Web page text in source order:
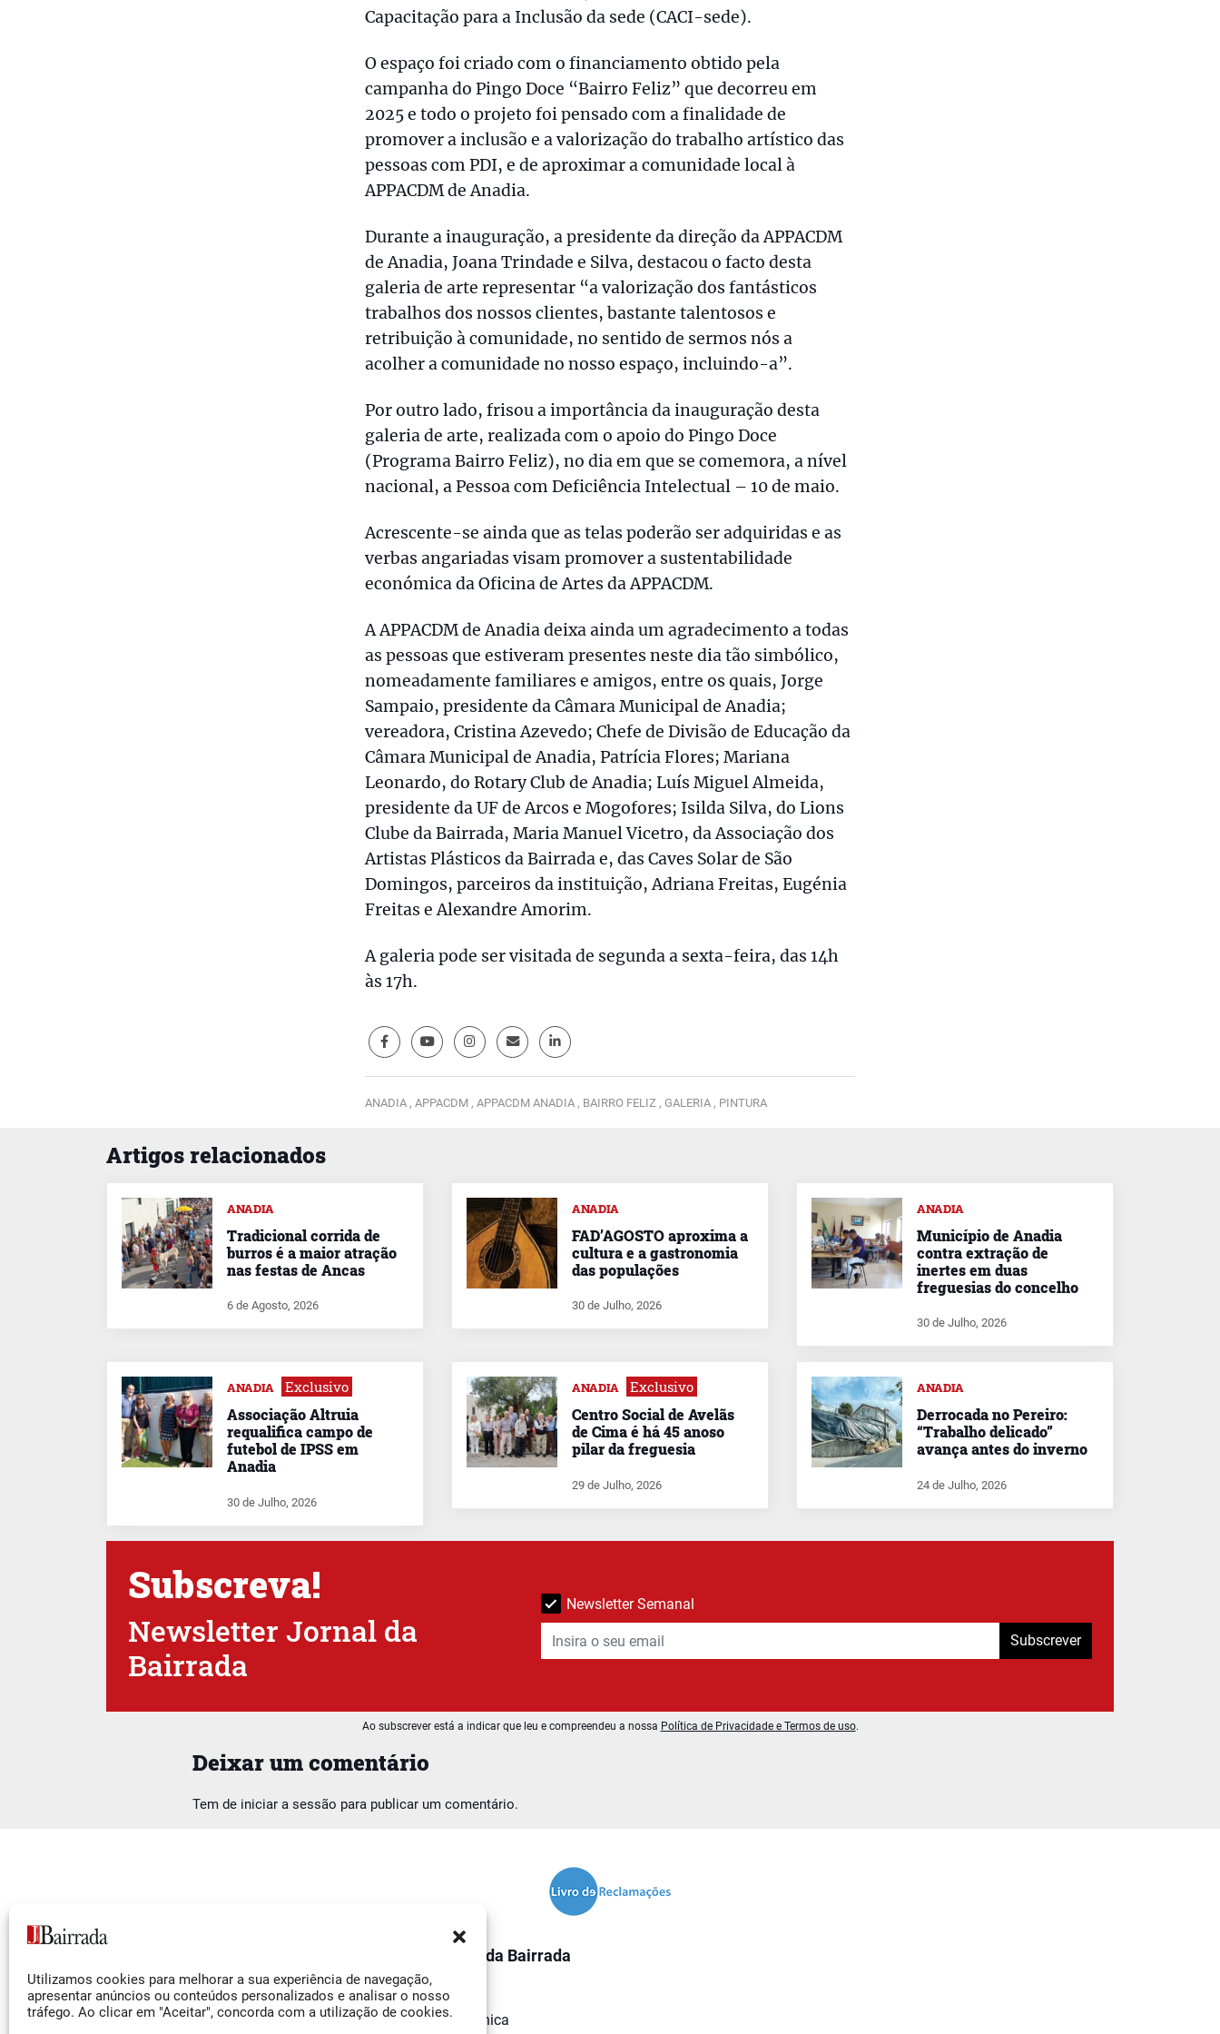
Utilizamos cookies para melhorar a sua experiência de navegação,
apresentar anúncios ou conteúdos personalizados e analisar o nosso
tráfego. Ao clicar em "Aceitar", concorda com a utilização de cookies.
Capacitação para a Inclusão da sede (CACI-sede).
O espaço foi criado com o financiamento obtido pela
campanha do Pingo Doce “Bairro Feliz” que decorreu em
2025 e todo o projeto foi pensado com a finalidade de
promover a inclusão e a valorização do trabalho artístico das
pessoas com PDI, e de aproximar a comunidade local à
APPACDM de Anadia.
Durante a inauguração, a presidente da direção da APPACDM
de Anadia, Joana Trindade e Silva, destacou o facto desta
galeria de arte representar “a valorização dos fantásticos
trabalhos dos nossos clientes, bastante talentosos e
retribuição à comunidade, no sentido de sermos nós a
acolher a comunidade no nosso espaço, incluindo-a”.
Por outro lado, frisou a importância da inauguração desta
galeria de arte, realizada com o apoio do Pingo Doce
(Programa Bairro Feliz), no dia em que se comemora, a nível
nacional, a Pessoa com Deficiência Intelectual – 10 de maio.
Acrescente-se ainda que as telas poderão ser adquiridas e as
verbas angariadas visam promover a sustentabilidade
económica da Oficina de Artes da APPACDM.
A APPACDM de Anadia deixa ainda um agradecimento a todas
as pessoas que estiveram presentes neste dia tão simbólico,
nomeadamente familiares e amigos, entre os quais, Jorge
Sampaio, presidente da Câmara Municipal de Anadia;
vereadora, Cristina Azevedo; Chefe de Divisão de Educação da
Câmara Municipal de Anadia, Patrícia Flores; Mariana
Leonardo, do Rotary Club de Anadia; Luís Miguel Almeida,
presidente da UF de Arcos e Mogofores; Isilda Silva, do Lions
Clube da Bairrada, Maria Manuel Vicetro, da Associação dos
Artistas Plásticos da Bairrada e, das Caves Solar de São
Domingos, parceiros da instituição, Adriana Freitas, Eugénia
Freitas e Alexandre Amorim.
A galeria pode ser visitada de segunda a sexta-feira, das 14h
às 17h.
ANADIA , APPACDM , APPACDM ANADIA , BAIRRO FELIZ , GALERIA , PINTURA
Artigos relacionados
Deixar um comentário
Tem de iniciar a sessão para publicar um comentário.
ANADIA
Tradicional corrida de
burros é a maior atração
nas festas de Ancas
6 de Agosto, 2026
ANADIA
FAD’AGOSTO aproxima a
cultura e a gastronomia
das populações
30 de Julho, 2026
ANADIA
Município de Anadia
contra extração de
inertes em duas
freguesias do concelho
30 de Julho, 2026
ANADIA Exclusivo
Associação Altruia
requalifica campo de
futebol de IPSS em
Anadia
30 de Julho, 2026
ANADIA Exclusivo
Centro Social de Avelãs
de Cima é há 45 anoso
pilar da freguesia
29 de Julho, 2026
ANADIA
Derrocada no Pereiro:
“Trabalho delicado”
avança antes do inverno
24 de Julho, 2026
Subscreva!
Newsletter Jornal da
Bairrada
Newsletter Semanal
Subscrever
Ao subscrever está a indicar que leu e compreendeu a nossa Política de Privacidade e Termos de uso.
Facebook
Instagram
O Jornal da Bairrada
Contactos
Ficha Técnica